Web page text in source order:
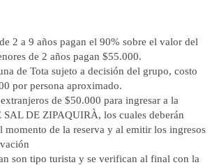
2 a 9 años pagan el 90% sobre el valor del
de 2 años pagan $55.000.
de Tota sujeto a decisión del grupo, costo
por persona aproximado.
de $50.000 para ingresar a la
DE ZIPAQUIRÀ, los cuales deberán
momento de la reserva y al emitir los ingresos
son tipo turista y se verifican al final con la